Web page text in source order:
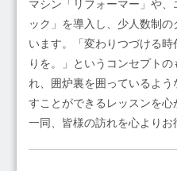
マシン「リフォーマー」や
ック」を導入し、少人数制
います。「変わりつづける
りを。」というコンセプト
れ、囲炉裏を囲っているよ
すことができるレッスンを
一同、皆様の訪れを心よりお